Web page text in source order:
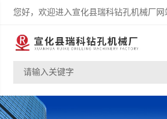
您好，欢迎进入宣化县瑞科钻孔机械厂网